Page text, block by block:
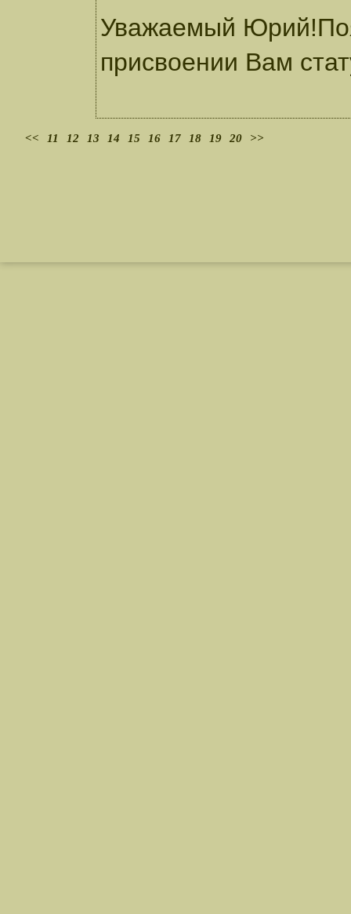
Уважаемый
присвоении Вам
<< 11 12 13 14 15 16 17 18 19 20 >>